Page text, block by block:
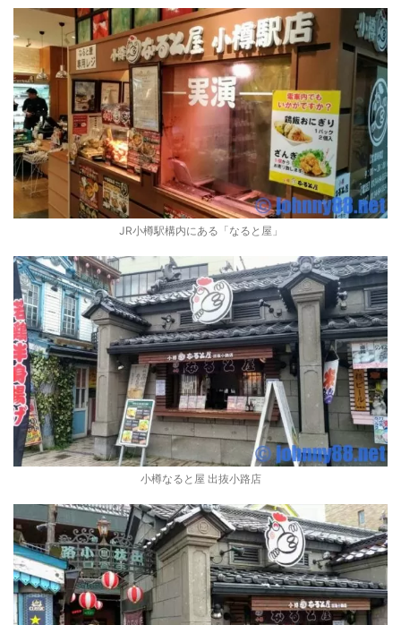
JR小樽駅構内にある「なると屋」
小樽なると屋 出抜小路店